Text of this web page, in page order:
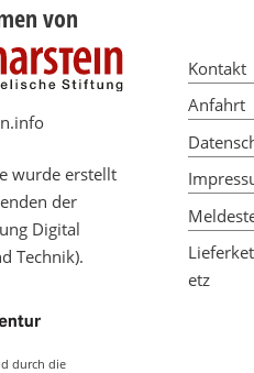
von
wurde erstellt
der
Digital
Technik).
durch die
Kontakt
Anfahrt
etz